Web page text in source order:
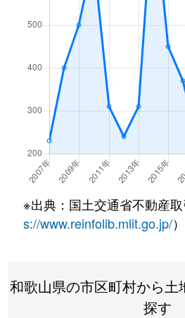
※出典：国土交通省不動産
s://www.reinfolib.mlit.go.jp/
和歌山県の市区町村から土
探す